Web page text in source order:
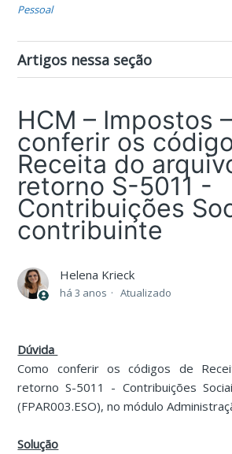
Pessoal
Artigos nessa seção
HCM – Impostos
conferir os
Receita do
retorno S-5011 -
Contribuições
contribuinte
Helena Krieck
há 3 anos Atualizado
Dúvida
Como conferir os códigos de
retorno S-5011 - Contribuições
(FPAR003.ESO), no módulo
Solução